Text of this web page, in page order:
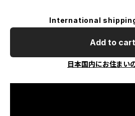
International
Add to cart
日本国内にお住まい